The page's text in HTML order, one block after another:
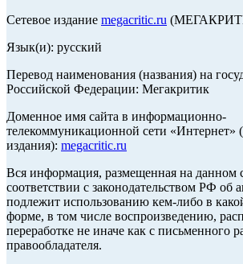
Сетевое издание megacritic.ru
Язык(и): русский
Перевод наименования (названия) на
Российской Федерации: Мегакритик
Доменное имя сайта в информационно-
телекоммуникационной сети «Интернет»
издания): megacritic.ru
Вся информация, размещенная на данном
соответствии с законодательством РФ об
подлежит использованию кем-либо в
форме, в том числе воспроизведению,
переработке не иначе как с письменного
правообладателя.